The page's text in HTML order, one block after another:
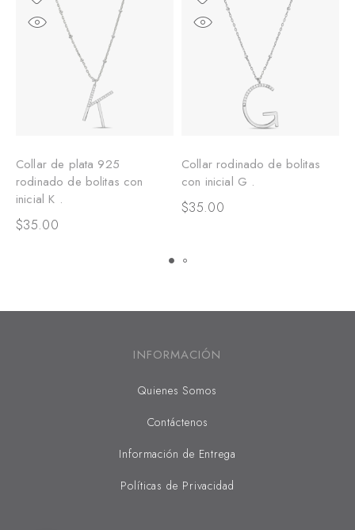
Collar de plata 925
rodinado de bolitas con
inicial K .
$35.00
Collar rodinado de bolitas
con inicial G .
$35.00
INFORMACIÓN
Quienes Somos
Contáctenos
Información de Entrega
Políticas de Privacidad